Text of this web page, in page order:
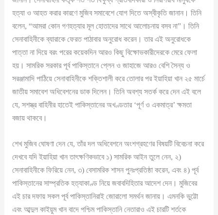
হত্যা ও আহত করার কারণে মুজিব সমাবেশে যোগ দিতে অস্বীকৃতি জানান। তিনি
বলেন, “আমরা কোন গণহত্যার মূল হোতাদের সাথে আলোচনায় বসব না”। তিনি
সেনাবাহিনীকে ব্যারাকে ফেরত পাঠাবার অনুরোধ করেন। তার এই অনুরোধকে
পাত্তা না দিয়ে বরং পরের কয়েকদিন আরও কিছু বিক্ষোভকারীদেরকে মেরে ফেলা
হয়। সামরিক সরকার পূর্ব পাকিস্তানে প্লেন ও জাহাজে আরও বেশি সৈন্য ও
সরঞ্জামাদি পাঠিয়ে সেনাবাহিনীকে শক্তিশালী করে তোলার পর ইয়াহিয়া খান ২৫ মার্চে
জাতীয় সমাবেশ অধিবেশনের ডাক দিলেন। তিনি অবশ্য সতর্ক করে দেন এই বলে
যে, সশস্ত্র বাহিনীর হাতেই পাকিস্তানের অখণ্ডতার ‘পূর্ণ ও একমাত্র’ ক্ষমতা
বজায় থাকবে।
শেখ মুজিব ঘোষণা দেন যে, তাঁর দল অধিবেশনে অংশগ্রহণের বিষয়টি বিবেচনা করে
দেখবে যদি ইয়াহিয়া খান তাৎক্ষণিকভাবে ১) সামরিক আইন তুলে নেন, ২)
সেনাবাহিনীকে ফিরিয়ে নেন, ৩) বেসামরিক শাসন পুনঃপ্রতিষ্ঠা করেন, এবং ৪) পূর্ব
পাকিস্তানের সাম্প্রতিক হত্যাকাণ্ড নিয়ে জবাবদিহিতার আদেশ দেন। মুজিবের
এই চার দফায় সকল পূর্ব পাকিস্তানিরাই জোরালো সমর্থন জানায়। এমনকি ভুট্টো
এবং আব্দুল কাইয়ুম খান বাদে পশ্চিম পাকিস্তানি নেতারাও এই চারটি শর্তকে